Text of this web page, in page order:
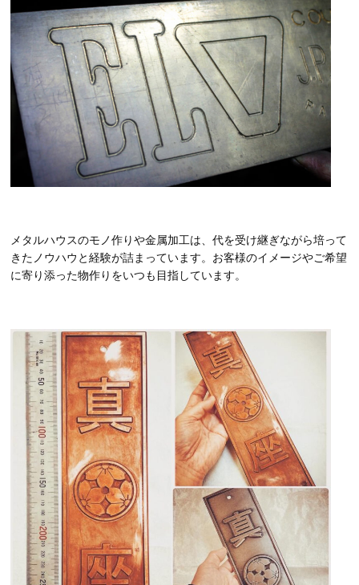
メタルハウスのモノ作りや金属加工は、代を受け継ぎながら培って
きたノウハウと経験が詰まっています。お客様のイメージやご希望
に寄り添った物作りをいつも目指しています。